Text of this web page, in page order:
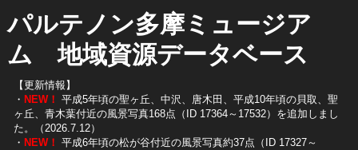
パルテノン多摩ミュージア
ム 地域資源データベース
【更新情報】
・ NEW！ 平成5年頃の聖ヶ丘、中沢、唐木田、平成10年頃の貝取、聖
ヶ丘、青木葉付近の風景写真168点（ID 17364～17532）を追加しまし
た。（2026.7.12）
・ NEW！ 平成6年頃の松が谷付近の風景写真約37点（ID 17327～